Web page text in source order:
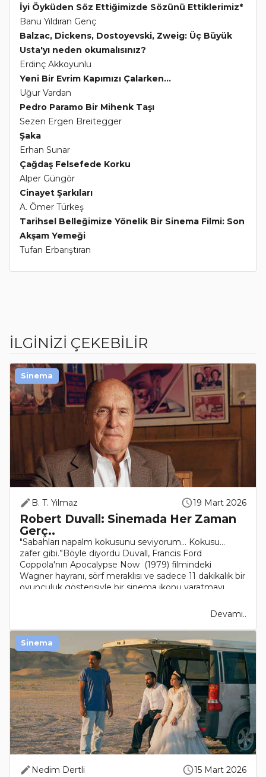
İyi Öyküden Söz Ettiğimizde Sözünü Ettiklerimiz*
Banu Yıldıran Genç
Balzac, Dickens, Dostoyevski, Zweig: Üç Büyük
Usta'yı neden okumalısınız?
Erdinç Akkoyunlu
Yeni Bir Evrim Kapımızı Çalarken...
Uğur Vardan
Pedro Paramo Bir Mihenk Taşı
Sezen Ergen Breitegger
Şaka
Erhan Sunar
Çağdaş Felsefede Korku
Alper Güngör
Cinayet Şarkıları
A. Ömer Türkeş
Tarihsel Belleğimize Yönelik Bir Sinema Filmi: Son
Akşam Yemeği
Tufan Erbarıştıran
İLGİNİZİ ÇEKEBİLİR
B. T. Yılmaz 19 Mart 2026
Robert Duvall: Sinemada Her Zaman
Gerç..
"Sabahları napalm kokusunu seviyorum... Kokusu...
zafer gibi.”Böyle diyordu Duvall, Francis Ford
Coppola'nın Apocalypse Now (1979) filmindeki
Wagner hayranı, sörf meraklısı ve sadece 11 dakikalık bir
oyunculuk gösterisiyle bir sinema ikonu yaratmayı..
Devamı..
Sinema
Nedim Dertli 15 Mart 2026
Sinema